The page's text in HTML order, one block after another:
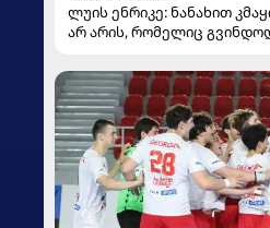
ლუის ენრიკე: ნანახით
არ არის, რომელიც